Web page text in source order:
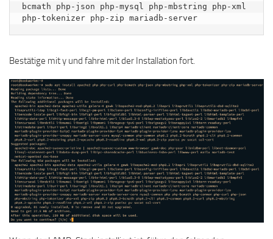
bcmath php-json php-mysql php-mbstring php-xml
php-tokenizer php-zip mariadb-server
Bestätige mit y und fahre mit der Installation fort.